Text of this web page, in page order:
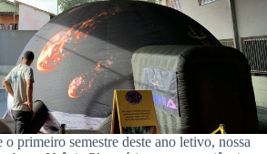
primeiro semestre deste ano letivo, nossa